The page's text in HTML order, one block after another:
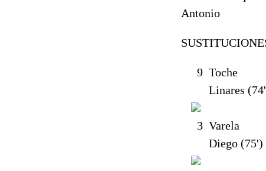
Antonio
9 Toche
Linares
3 Varela
Diego (75')